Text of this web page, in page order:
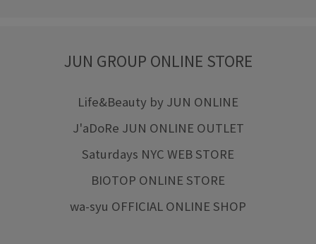
JUN GROUP ONLINE STORE
Life&Beauty by JUN ONLINE
J'aDoRe JUN ONLINE OUTLET
Saturdays NYC WEB STORE
BIOTOP ONLINE STORE
wa-syu OFFICIAL ONLINE SHOP